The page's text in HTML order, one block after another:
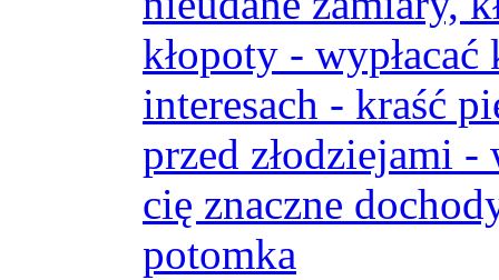
kłopoty -
interesach - kraść
przed złodziejami -
cię znaczne
potomka